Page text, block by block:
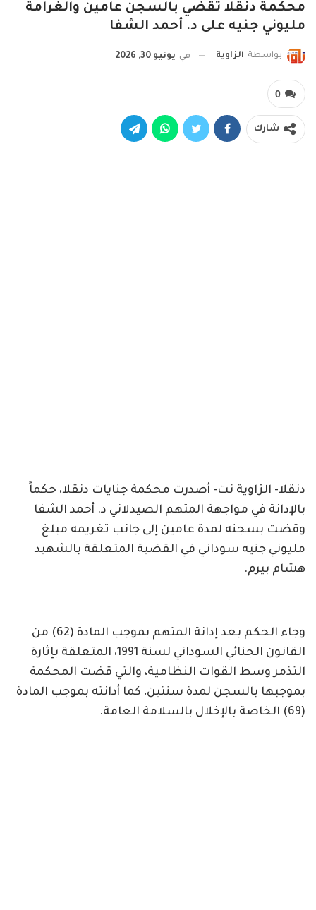
محكمة دنقلا تقضي بالسجن عامين والغرامة
مليوني جنيه على د. أحمد الشفا
بواسطة الزاوية في يونيو 30, 2026
0
شارك
دنقلا- الزاوية نت- أصدرت محكمة جنايات دنقلا، حكماً
بالإدانة في مواجهة المتهم الصيدلاني د. أحمد الشفا
وقضت بسجنه لمدة عامين إلى جانب تغريمه مبلغ
مليوني جنيه سوداني في القضية المتعلقة بالشهيد
هشام بيرم.
وجاء الحكم بعد إدانة المتهم بموجب المادة (62) من
القانون الجنائي السوداني لسنة 1991، المتعلقة بإثارة
التذمر وسط القوات النظامية، والتي قضت المحكمة
بموجبها بالسجن لمدة سنتين، كما أدانته بموجب المادة
(69) الخاصة بالإخلال بالسلامة العامة.